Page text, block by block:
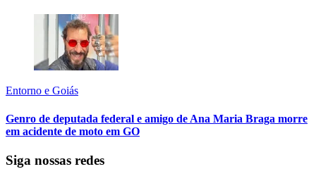
Entorno e Goiás
Genro de deputada federal e amigo de Ana Maria Braga morre
em acidente de moto em GO
Siga nossas redes